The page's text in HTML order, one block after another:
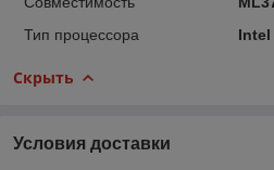
Тип процессора
Intel
Скрыть
Условия доставки